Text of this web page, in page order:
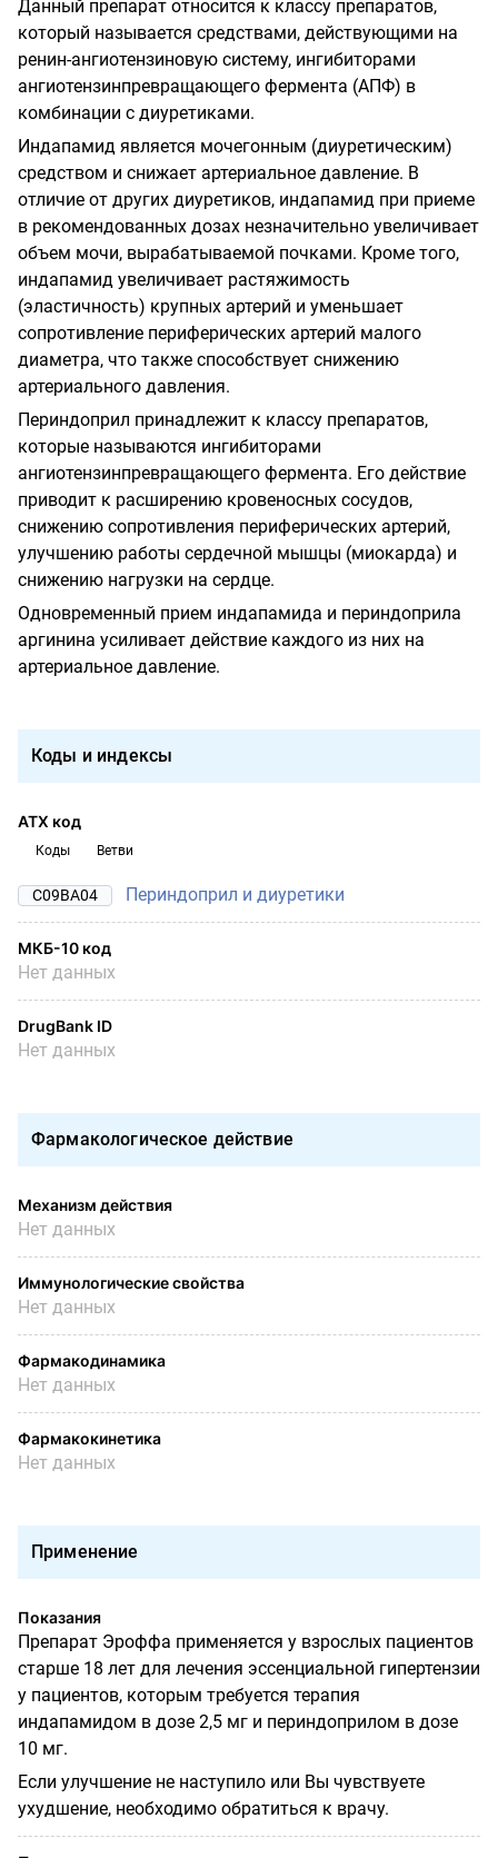
Данный препарат относится к классу препаратов,
который называется средствами, действующими на
ренин-ангиотензиновую систему, ингибиторами
ангиотензинпревращающего фермента (АПФ) в
комбинации с диуретиками.
Индапамид является мочегонным (диуретическим)
средством и снижает артериальное давление. В
отличие от других диуретиков, индапамид при приеме
в рекомендованных дозах незначительно увеличивает
объем мочи, вырабатываемой почками. Кроме того,
индапамид увеличивает растяжимость
(эластичность) крупных артерий и уменьшает
сопротивление периферических артерий малого
диаметра, что также способствует снижению
артериального давления.
Периндоприл принадлежит к классу препаратов,
которые называются ингибиторами
ангиотензинпревращающего фермента. Его действие
приводит к расширению кровеносных сосудов,
снижению сопротивления периферических артерий,
улучшению работы сердечной мышцы (миокарда) и
снижению нагрузки на сердце.
Одновременный прием индапамида и периндоприла
аргинина усиливает действие каждого из них на
артериальное давление.
Коды и индексы
АТХ код
Коды Ветви
C09BA04 Периндоприл и диуретики
МКБ-10 код
Нет данных
DrugBank ID
Нет данных
Фармакологическое действие
Механизм действия
Нет данных
Иммунологические свойства
Нет данных
Фармакодинамика
Нет данных
Фармакокинетика
Нет данных
Применение
Показания
Препарат Эроффа применяется у взрослых пациентов
старше 18 лет для лечения эссенциальной гипертензии
у пациентов, которым требуется терапия
индапамидом в дозе 2,5 мг и периндоприлом в дозе
10 мг.
Если улучшение не наступило или Вы чувствуете
ухудшение, необходимо обратиться к врачу.